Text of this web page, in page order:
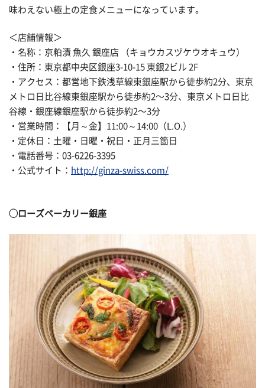
味わえない極上の定食メニューになっています。
＜店舗情報＞
・名称：京粕漬 魚久 銀座店 （キョウカスヅケウオキュウ）
・住所：東京都中央区銀座3-10-15 東銀2ビル 2F
・アクセス：都営地下鉄浅草線東銀座駅から徒歩約2分、東京
メトロ日比谷線東銀座駅から徒歩約2〜3分、東京メトロ日比
谷線・銀座線銀座駅から徒歩約2〜3分
・営業時間：【月～金】11:00～14:00（L.O.）
・定休日：土曜・日曜・祝日・正月三箇日
・電話番号：03-6226-3395
・公式サイト： http://ginza-swiss.com/
◯ローズベーカリー銀座